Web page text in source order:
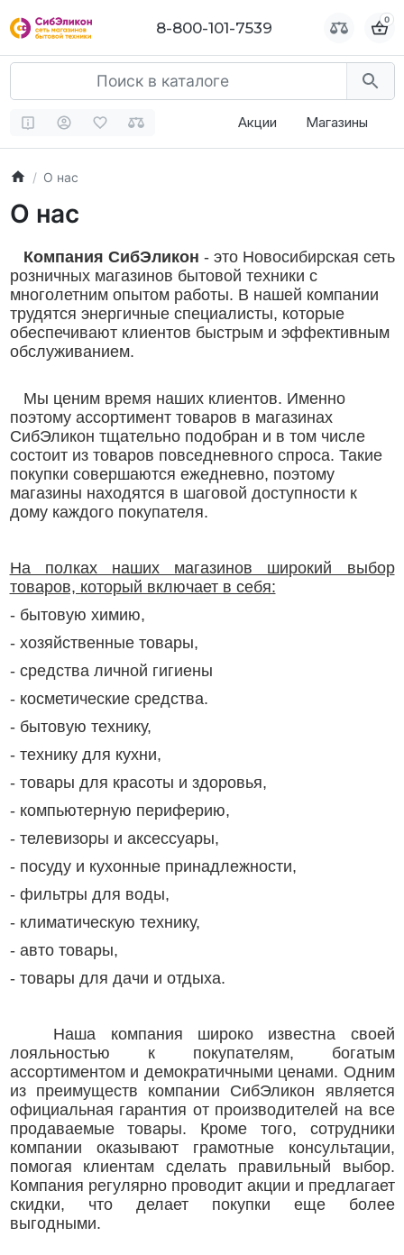
8-800-101-7539 0
Акции Магазины
О нас
О нас
Компания СибЭликон - это Новосибирская сеть
розничных магазинов бытовой техники с
многолетним опытом работы. В нашей компании
трудятся энергичные специалисты, которые
обеспечивают клиентов быстрым и эффективным
обслуживанием.
Мы ценим время наших клиентов. Именно
поэтому ассортимент товаров в магазинах
СибЭликон тщательно подобран и в том числе
состоит из товаров повседневного спроса. Такие
покупки совершаются ежедневно, поэтому
магазины находятся в шаговой доступности к
дому каждого покупателя.
На полках наших магазинов широкий выбор
товаров, который включает в себя:
- бытовую химию,
- хозяйственные товары,
- средства личной гигиены
- косметические средства.
- бытовую технику,
- технику для кухни,
- товары для красоты и здоровья,
- компьютерную периферию,
- телевизоры и аксессуары,
- посуду и кухонные принадлежности,
- фильтры для воды,
- климатическую технику,
- авто товары,
- товары для дачи и отдыха.
Наша компания широко известна своей
лояльностью к покупателям, богатым
ассортиментом и демократичными ценами. Одним
из преимуществ компании СибЭликон является
официальная гарантия от производителей на все
продаваемые товары. Кроме того, сотрудники
компании оказывают грамотные консультации,
помогая клиентам сделать правильный выбор.
Компания регулярно проводит акции и предлагает
скидки, что делает покупки еще более
выгодными.
8-800-101-7539 0